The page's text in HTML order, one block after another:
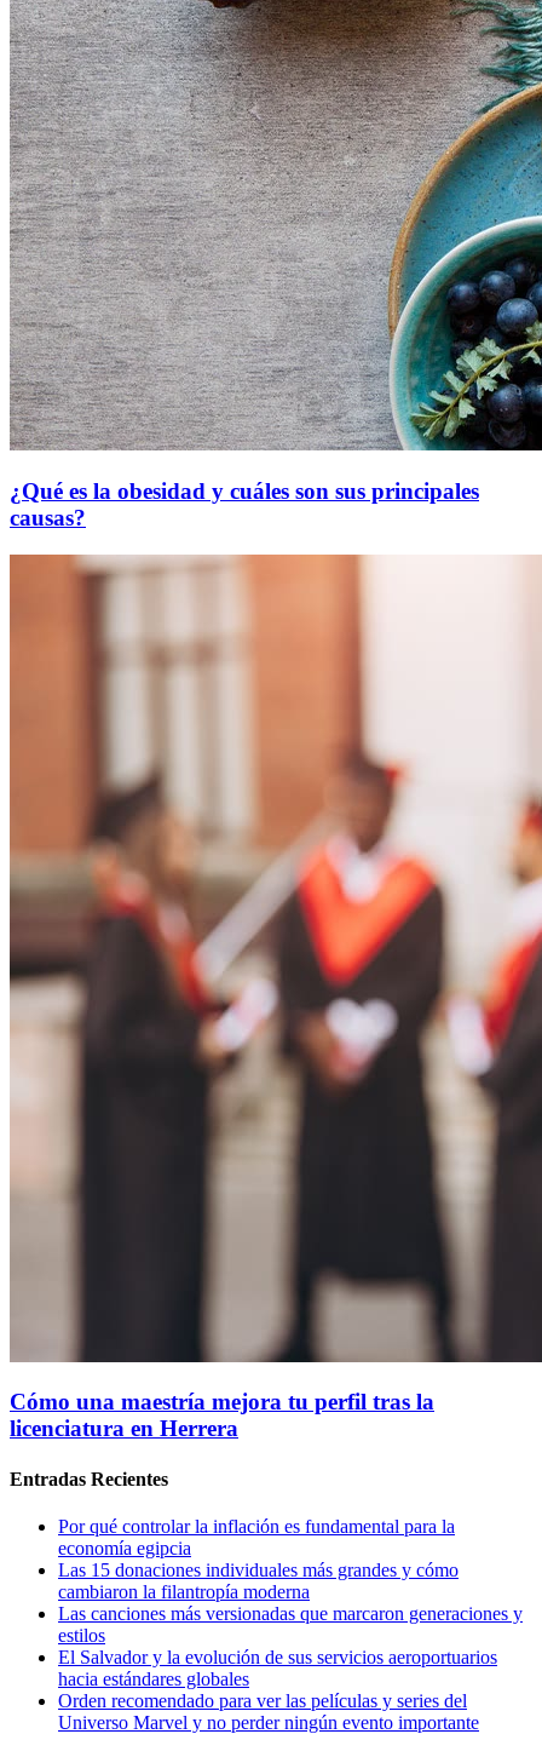
¿Qué es la obesidad y cuáles son sus principales
causas?
Cómo una maestría mejora tu perfil tras la
licenciatura en Herrera
Entradas Recientes
Por qué controlar la inflación es fundamental para la
economía egipcia
Las 15 donaciones individuales más grandes y cómo
cambiaron la filantropía moderna
Las canciones más versionadas que marcaron generaciones y
estilos
El Salvador y la evolución de sus servicios aeroportuarios
hacia estándares globales
Orden recomendado para ver las películas y series del
Universo Marvel y no perder ningún evento importante